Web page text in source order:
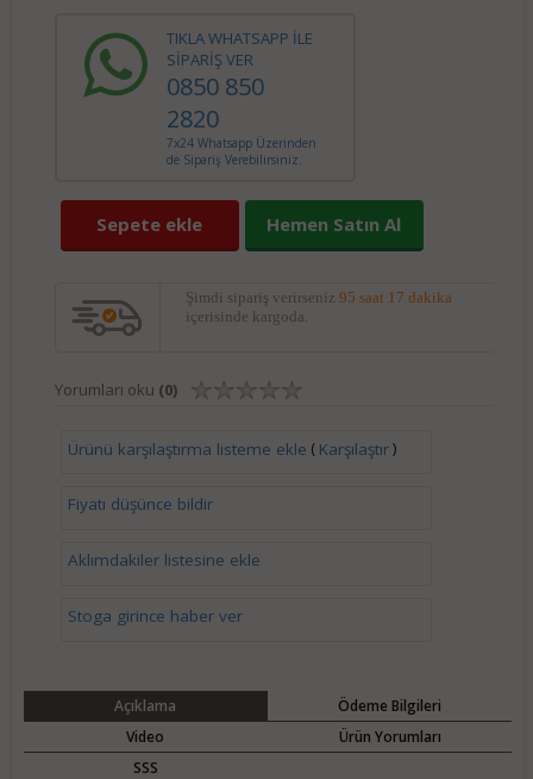
TIKLA WHATSAPP İLE
SİPARİŞ VER
0850 850
2820
7x24 Whatsapp Üzerinden
de Sipariş Verebilirsiniz.
Sepete ekle Hemen Satın Al
Şimdi sipariş verirseniz 95 saat 17 dakika
içerisinde kargoda.
Yorumları oku (0)
Ürünü karşılaştırma listeme ekle ( Karşılaştır)
Fiyatı düşünce bildir
Aklımdakiler listesine ekle
Stoga girince haber ver
Açıklama
Ödeme Bilgileri
Video
Ürün Yorumları
SSS